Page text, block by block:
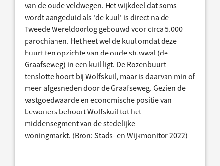
van de oude veldwegen. Het wijkdeel dat soms
wordt aangeduid als 'de kuul' is direct na de
Tweede Wereldoorlog gebouwd voor circa 5.000
parochianen. Het heet wel de kuul omdat deze
buurt ten opzichte van de oude stuwwal (de
Graafseweg) in een kuil ligt. De Rozenbuurt
tenslotte hoort bij Wolfskuil, maar is daarvan min of
meer afgesneden door de Graafseweg. Gezien de
vastgoedwaarde en economische positie van
bewoners behoort Wolfskuil tot het
middensegment van de stedelijke
woningmarkt. (Bron: Stads- en Wijkmonitor 2022)